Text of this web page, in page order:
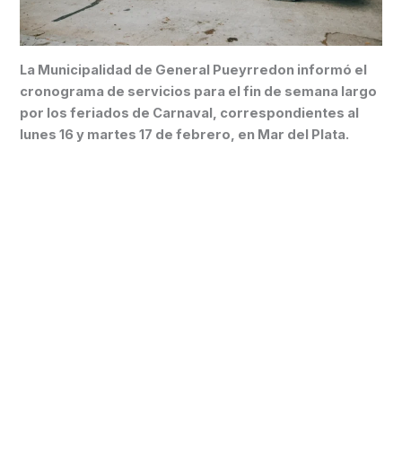
La Municipalidad de General Pueyrredon informó el
cronograma de servicios para el fin de semana largo
por los feriados de Carnaval, correspondientes al
lunes 16 y martes 17 de febrero, en Mar del Plata.